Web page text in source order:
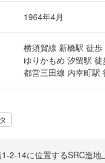
1964年4月
横須賀線 新橋駅 徒歩
ゆりかもめ 汐留駅
都営三田線 内幸町駅
2-14に位置するSRC造